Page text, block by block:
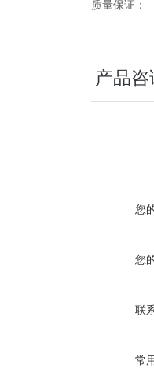
质量保证：
产品咨
您
您
联
常